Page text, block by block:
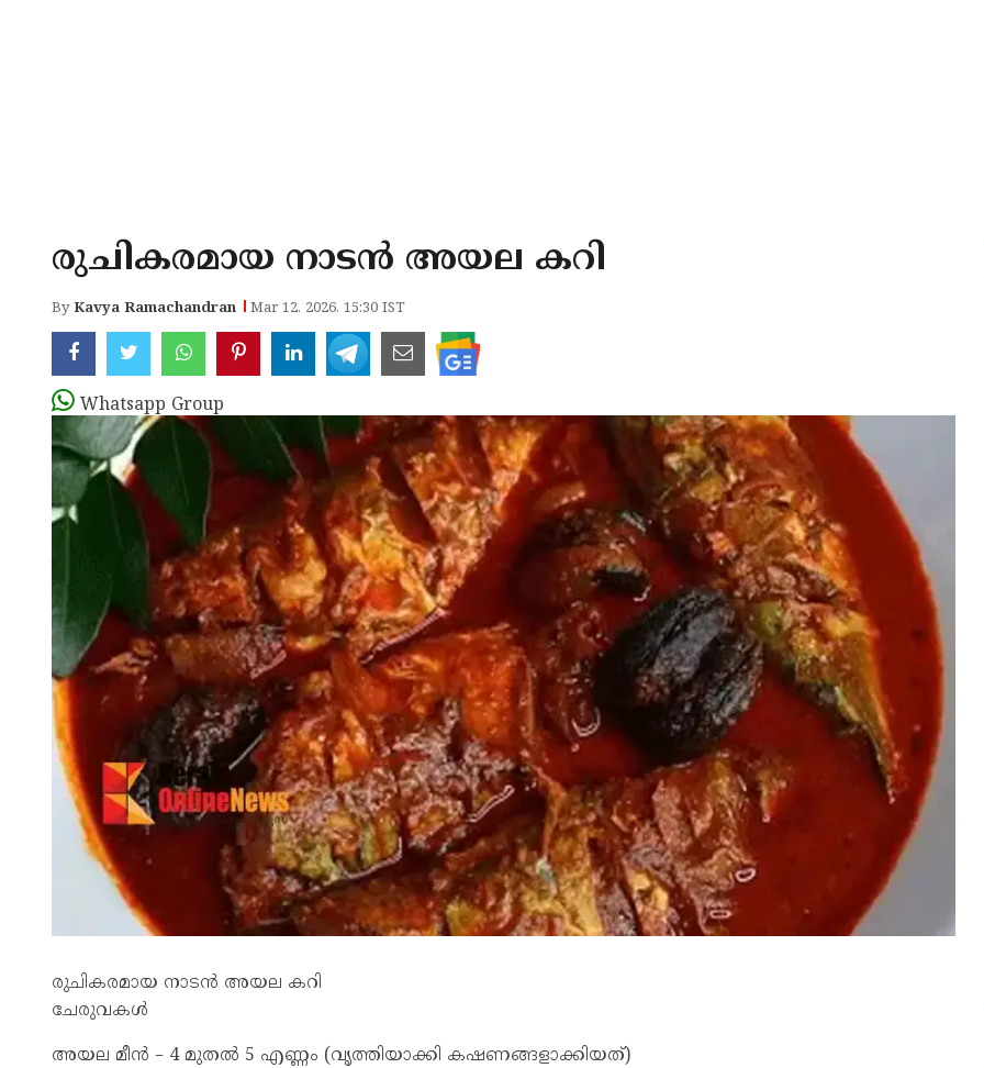
രുചികരമായ നാടൻ അയല കറി
ByKavya Ramachandran Mar 12, 2026, 15:30 IST
Whatsapp Group
രുചികരമായ നാടൻ അയല കറി
ചേരുവകൾ
അയല മീൻ – 4 മുതൽ 5 എണ്ണം (വൃത്തിയാക്കി കഷണങ്ങളാക്കിയത്)